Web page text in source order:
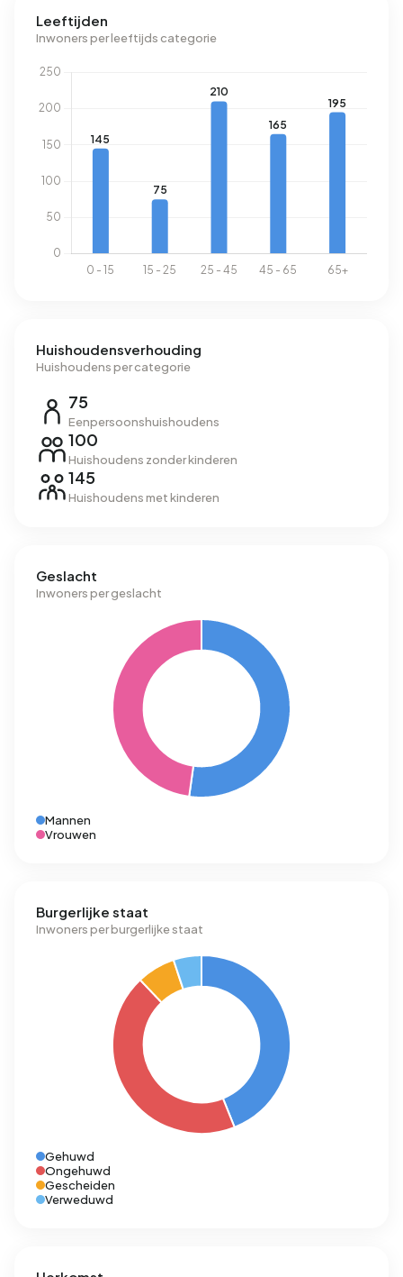
Beverveen 2.830 kWh aan elektriciteit per jaar. Dit ligt 1%
boven het landelijke gemiddelde van 2.810 kWh. Met een
aardgasverbruik 23% onder het landelijke gemiddelde van
1.280 m³.
Leeftijden
Inwoners per leeftijds categorie
Huishoudensverhouding
Huishoudens per categorie
75
Eenpersoonshuishoudens
100
Huishoudens zonder kinderen
145
Huishoudens met kinderen
Geslacht
Inwoners per geslacht
Mannen
Vrouwen
Burgerlijke staat
Inwoners per burgerlijke staat
Gehuwd
Ongehuwd
Gescheiden
Verweduwd